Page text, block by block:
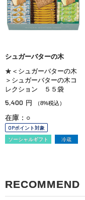
シュガーバターの木
★＜シュガーバターの木
＞シュガーバターの木コ
レクション ５５袋
5,400 円 （8%税込）
在庫：○
OPポイント対象
ソーシャルギフト
冷蔵
RECOMMEND